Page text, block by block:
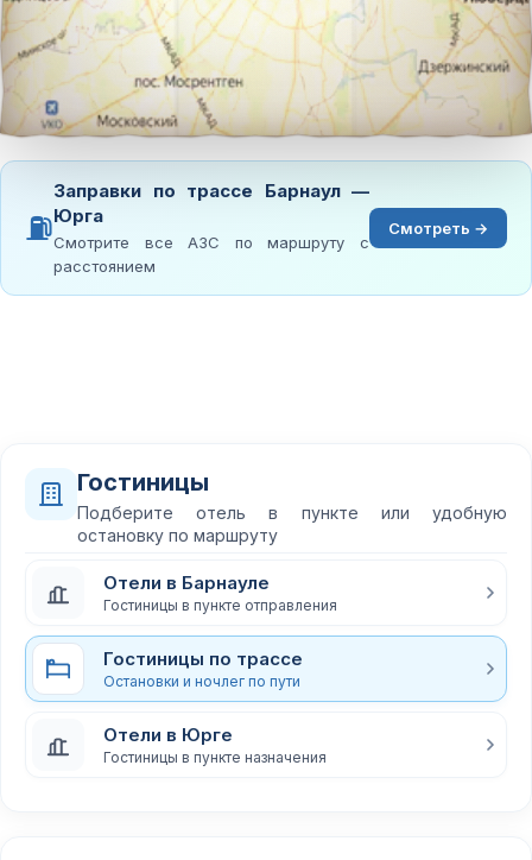
⛽
Заправки по трассе Барнаул —
Юрга
Смотрите все АЗС по маршруту с
расстоянием
Смотреть →
Гостиницы
Подберите отель в пункте или удобную
остановку по маршруту
Отели в Барнауле
Гостиницы в пункте отправления
Гостиницы по трассе
Остановки и ночлег по пути
Отели в Юрге
Гостиницы в пункте назначения